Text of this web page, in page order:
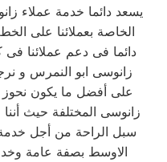
يسعد دائما خدمة عملاء
الخاصة بعملائنا على
دائما فى دعم عملائنا
زانوسى ابو النمرس و
على أفضل ما يكون نحوز
زانوسى المختلفة حيث
سبل الراحة من أجل
الاوسط بصفة عامة